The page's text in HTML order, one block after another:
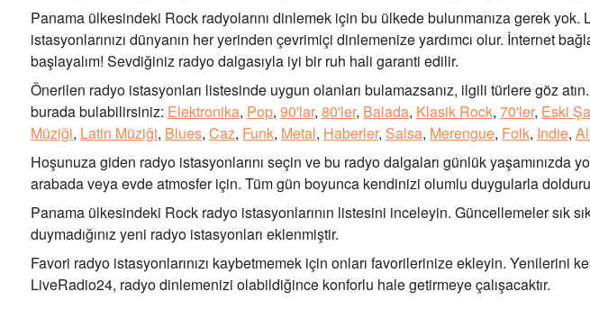
Panama ülkesindeki Rock radyolarını dinlemek için bu ülkede bulunmanıza gerek
istasyonlarınızı dünyanın her yerinden çevrimiçi dinlemenize yardımcı olur. İnternet
başlayalım! Sevdiğiniz radyo dalgasıyla iyi bir ruh hali garanti edilir.
Önerilen radyo istasyonları listesinde uygun olanları bulamazsanız, ilgili türlere göz
burada bulabilirsiniz: Elektronika, Pop, 90'lar, 80'ler, Balada, Klasik Rock, 70'ler, Eski
Müziği, Latin Müziği, Blues, Caz, Funk, Metal, Haberler, Salsa, Merengue, Folk, Indie,
Hoşunuza giden radyo istasyonlarını seçin ve bu radyo dalgaları günlük yaşamınızda
arabada veya evde atmosfer için. Tüm gün boyunca kendinizi olumlu duygularla
Panama ülkesindeki Rock radyo istasyonlarının listesini inceleyin. Güncellemeler sık
duymadığınız yeni radyo istasyonları eklenmiştir.
Favori radyo istasyonlarınızı kaybetmemek için onları favorilerinize ekleyin. Yenilerini
LiveRadio24, radyo dinlemenizi olabildiğince konforlu hale getirmeye çalışacaktır.